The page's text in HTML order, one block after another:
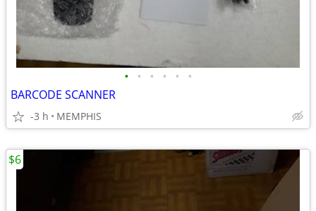
• • • • • •
BARCODE SCANNER
-3 h MEMPHIS
$6